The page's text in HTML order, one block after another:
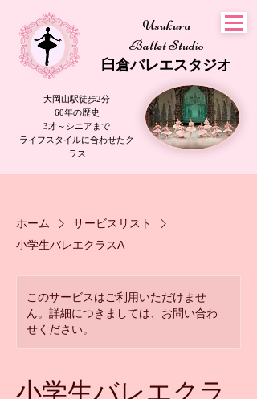
Usukura
Ballet Studio
​臼倉バレエスタジオ
大岡山駅徒歩2分
60年の歴史
3才～シニアまで
​ライフスタイルに合わせたク
ラス
ホーム
サービスリスト
小学生バレエクラスA
このサービスはご利用いただけませ
ん。詳細につきましては、お問い合わ
せください。
小学生バレエクラ